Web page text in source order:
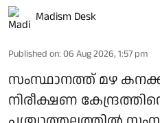
Madism Desk
Published on: 06 Aug 2026, 1:57 pm
സംസ്ഥാനത്ത് മഴ
നിരീക്ഷണ